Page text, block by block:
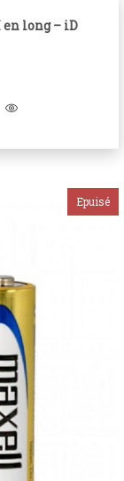
long – iD